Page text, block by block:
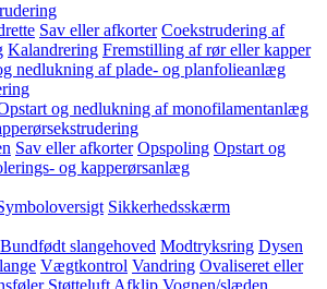
Sav eller afkorter Coekstrudering af
Kalandrering Fremstilling af rør eller kapper
nedlukning af plade- og planfolieanlæg
og nedlukning af monofilamentanlæg
Sav eller afkorter Opspoling Opstart og
og kapperørsanlæg
Sikkerhedsskærm
Bundfødt slangehoved Modtryksring Dysen
Vægtkontrol Vandring Ovaliseret eller
Støtteluft Afklip Vognen/slæden